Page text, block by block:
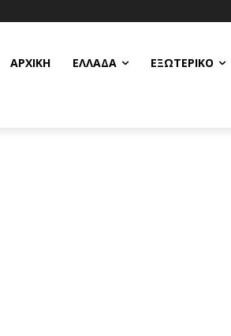
ΑΡΧΙΚΗ ΕΛΛΆΔΑ ΕΞΩΤΕΡΙΚΌ